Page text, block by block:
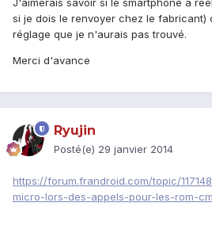
J'aimerais savoir si le smartphone a
si je dois le renvoyer chez le fabricant)
réglage que je n'aurais pas trouvé.
Merci d'avance
Ryujin
Posté(e) 29 janvier 2014
https://forum.frandroid.com/topic/
micro-lors-des-appels-pour-les-rom-